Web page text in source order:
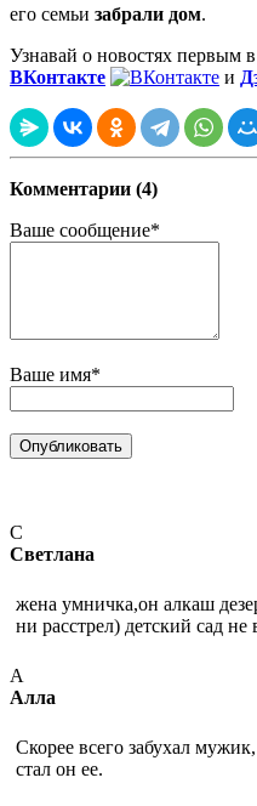
его семьи забрали дом.
Узнавай о новостях первым в
ВКонтакте
и
Комментарии (4)
Ваше сообщение*
Ваше имя*
С
Светлана
жена умничка,он алкаш
ни расстрел) детский сад
А
Алла
Скорее всего забухал
стал он ее.